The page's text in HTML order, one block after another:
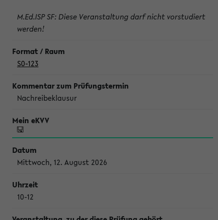
M.Ed.ISP SF: Diese Veranstaltung darf nicht vorstudiert
werden!
S0-123
Nachreibeklausur
Mittwoch, 12. August 2026
10-12